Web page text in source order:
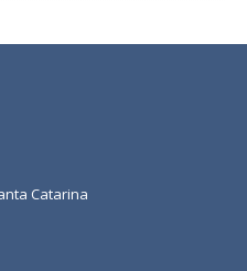
Catarina